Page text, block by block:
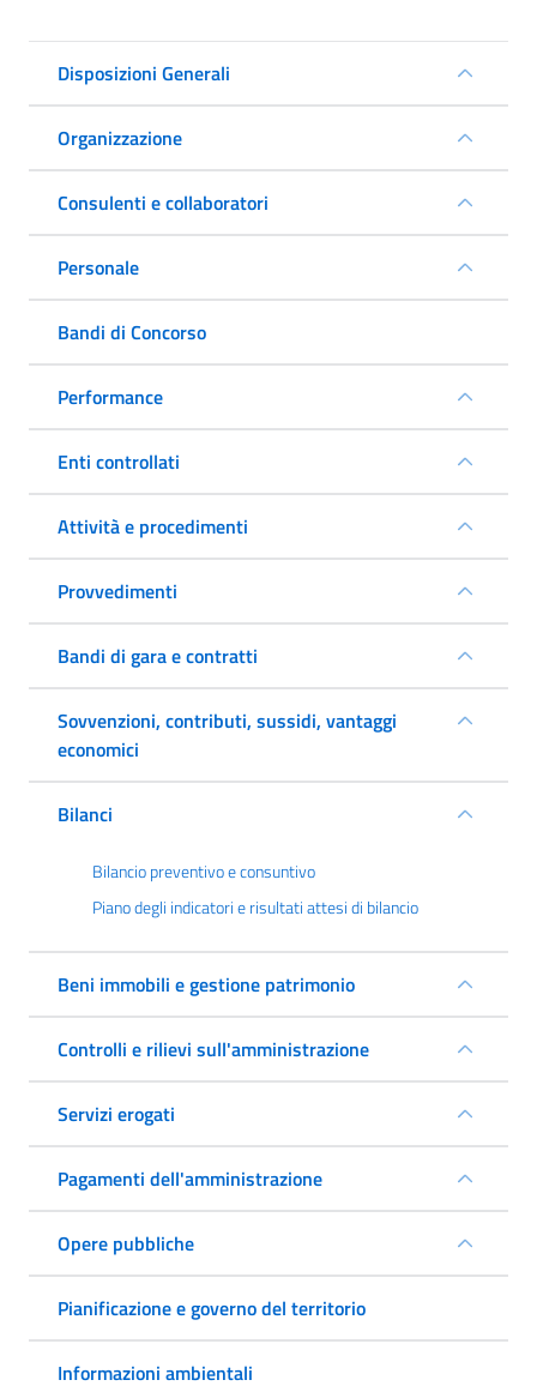
Disposizioni Generali
Organizzazione
Consulenti e collaboratori
Personale
Bandi di Concorso
Performance
Enti controllati
Attività e procedimenti
Provvedimenti
Bandi di gara e contratti
Sovvenzioni, contributi, sussidi, vantaggi
economici
Bilanci
Bilancio preventivo e consuntivo
Piano degli indicatori e risultati attesi di bilancio
Beni immobili e gestione patrimonio
Controlli e rilievi sull'amministrazione
Servizi erogati
Pagamenti dell'amministrazione
Opere pubbliche
Pianificazione e governo del territorio
Informazioni ambientali